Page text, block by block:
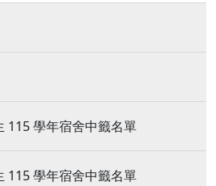
115 學年宿舍中籤名單
115 學年宿舍中籤名單